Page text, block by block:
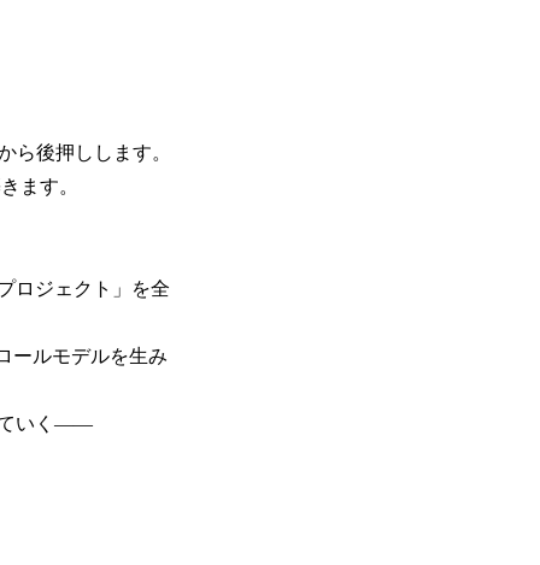
ら後押しします。
ます。
ロジェクト」を全
ールモデルを生み
ていく――